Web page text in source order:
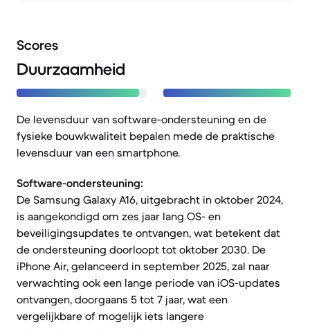
Scores
Duurzaamheid
De levensduur van software-ondersteuning en de
fysieke bouwkwaliteit bepalen mede de praktische
levensduur van een smartphone.
Software-ondersteuning:
De Samsung Galaxy A16, uitgebracht in oktober 2024,
is aangekondigd om zes jaar lang OS- en
beveiligingsupdates te ontvangen, wat betekent dat
de ondersteuning doorloopt tot oktober 2030. De
iPhone Air, gelanceerd in september 2025, zal naar
verwachting ook een lange periode van iOS-updates
ontvangen, doorgaans 5 tot 7 jaar, wat een
vergelijkbare of mogelijk iets langere